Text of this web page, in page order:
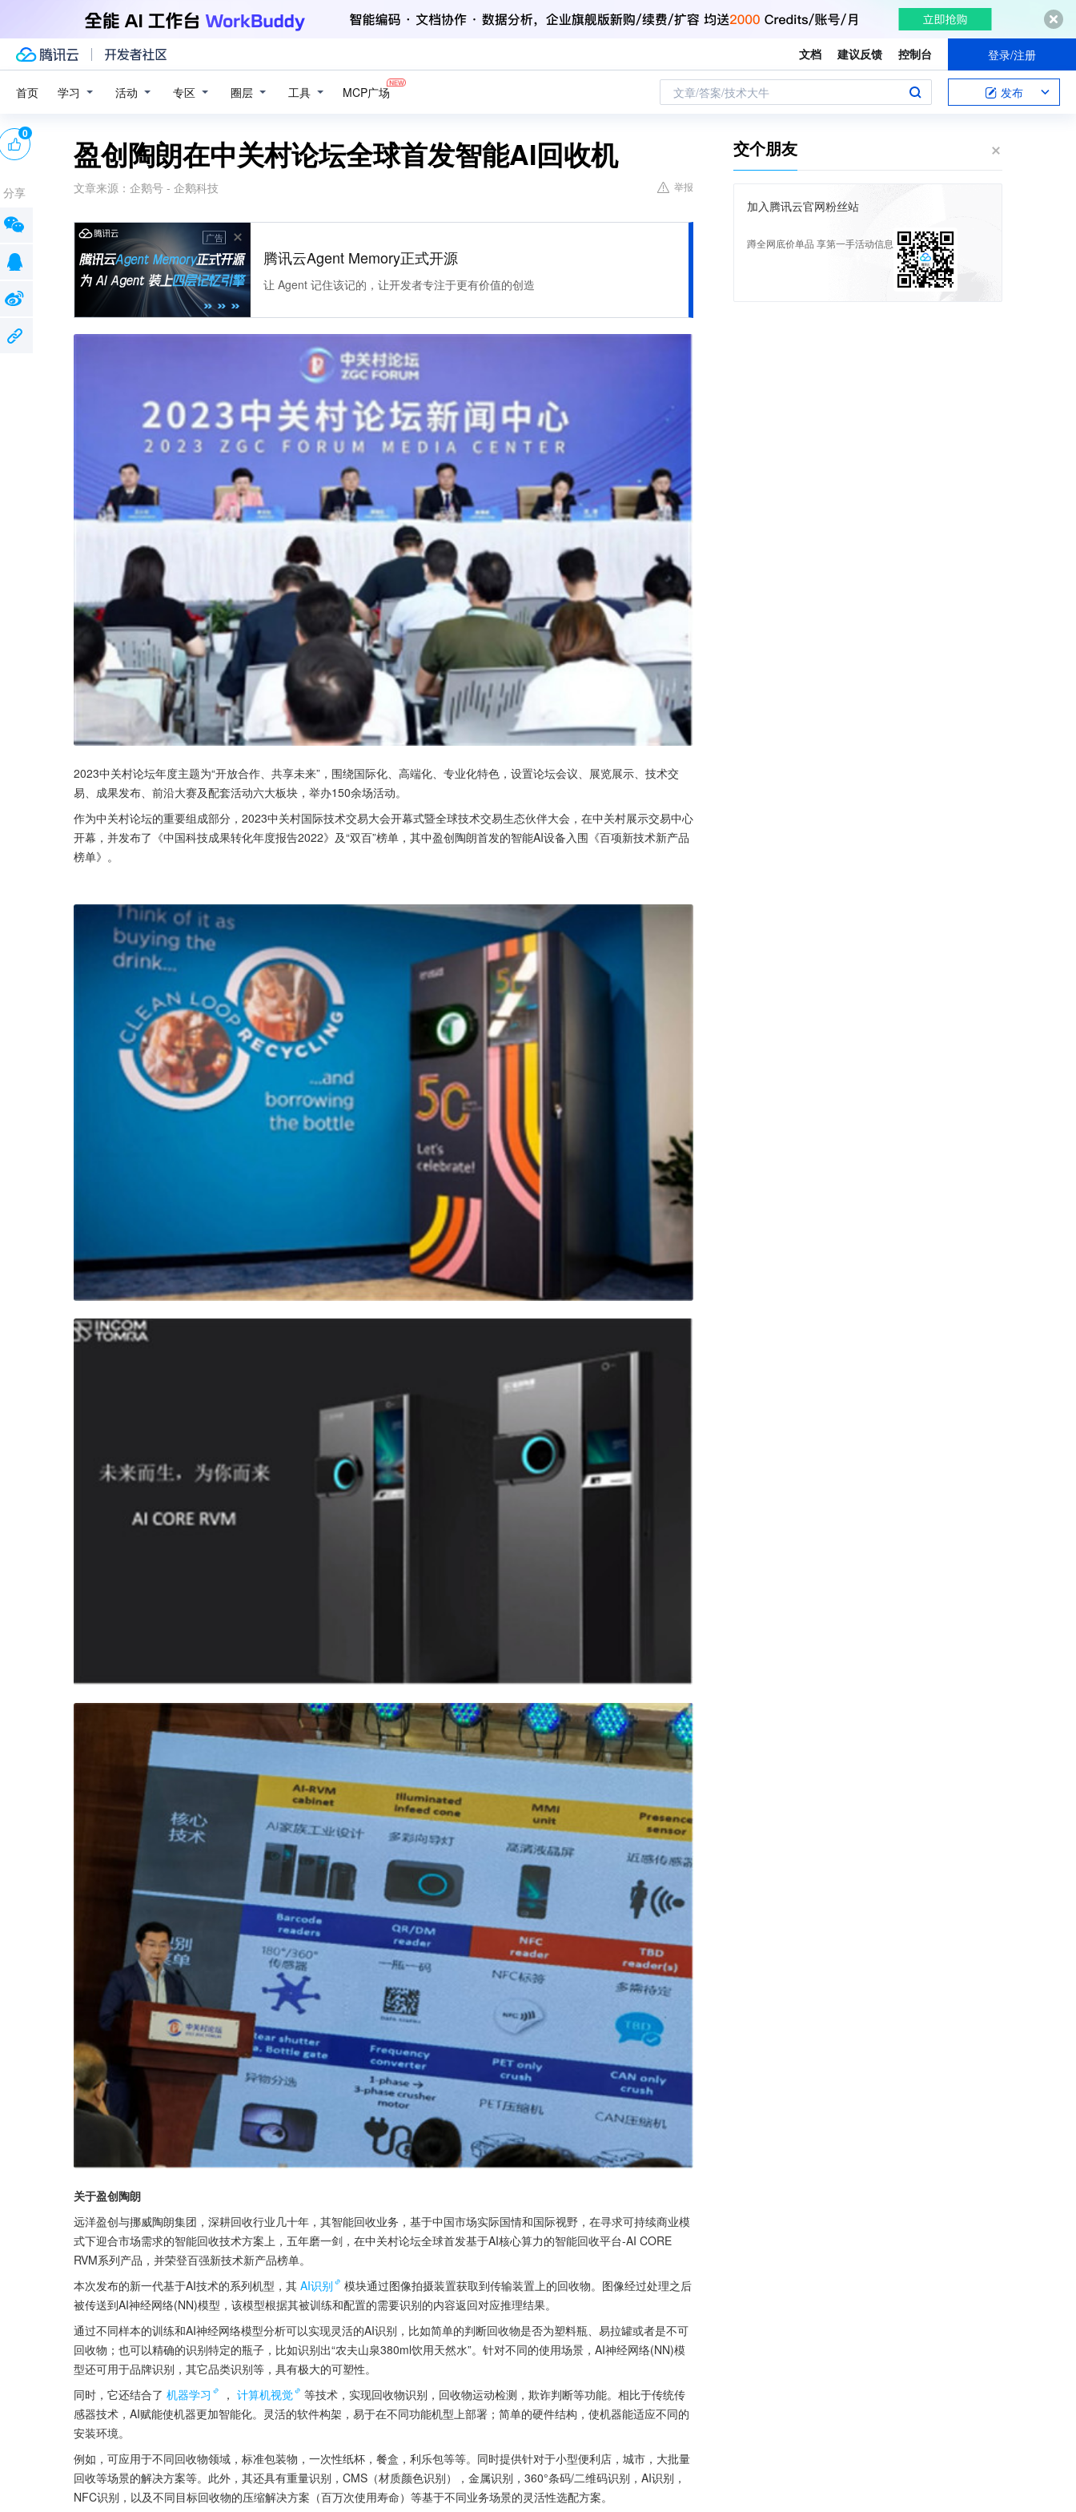
文档 建议反馈 控制台 登录/注册
首页 学习 活动 专区 圈层 工具 MCP广场 文章/答案/技术大牛 发布
盈创陶朗在中关村论坛全球首发智能AI回收机
文章来源： 企鹅号 - 企鹅科技 举报
广告
腾讯云Agent Memory正式开源
让 Agent 记住该记的，让开发者专注于更有价值的创造
2023中关村论坛年度主题为“开放合作、共享未来”，围绕国际化、高端化、专业化特色，设置论坛会议、展览展示、技术交
易、成果发布、前沿大赛及配套活动六大板块，举办150余场活动。
作为中关村论坛的重要组成部分，2023中关村国际技术交易大会开幕式暨全球技术交易生态伙伴大会，在中关村展示交易中心
开幕，并发布了《中国科技成果转化年度报告2022》及“双百”榜单，其中盈创陶朗首发的智能AI设备入围《百项新技术新产品
榜单》。
关于盈创陶朗
远洋盈创与挪威陶朗集团，深耕回收行业几十年，其智能回收业务，基于中国市场实际国情和国际视野，在寻求可持续商业模
式下迎合市场需求的智能回收技术方案上，五年磨一剑，在中关村论坛全球首发基于AI核心算力的智能回收平台-AI CORE
RVM系列产品，并荣登百强新技术新产品榜单。
本次发布的新一代基于AI技术的系列机型，其 AI识别
模块通过图像拍摄装置获取到传输装置上的回收物。图像经过处理之后
被传送到AI神经网络(NN)模型，该模型根据其被训练和配置的需要识别的内容返回对应推理结果。
通过不同样本的训练和AI神经网络模型分析可以实现灵活的AI识别，比如简单的判断回收物是否为塑料瓶、易拉罐或者是不可
回收物；也可以精确的识别特定的瓶子，比如识别出“农夫山泉380ml饮用天然水”。针对不同的使用场景，AI神经网络(NN)模
型还可用于品牌识别，其它品类识别等，具有极大的可塑性。
同时，它还结合了 机器学习 ， 计算机视觉
等技术，实现回收物识别，回收物运动检测，欺诈判断等功能。相比于传统传
感器技术，AI赋能使机器更加智能化。灵活的软件构架，易于在不同功能机型上部署；简单的硬件结构，使机器能适应不同的
安装环境。
例如，可应用于不同回收物领域，标准包装物，一次性纸杯，餐盒，利乐包等等。同时提供针对于小型便利店，城市，大批量
回收等场景的解决方案等。此外，其还具有重量识别，CMS（材质颜色识别），金属识别，360°条码/二维码识别，AI识别，
NFC识别，以及不同目标回收物的压缩解决方案（百万次使用寿命）等基于不同业务场景的灵活性选配方案。
0
分享
交个朋友
加入腾讯云官网粉丝站
蹲全网底价单品 享第一手活动信息